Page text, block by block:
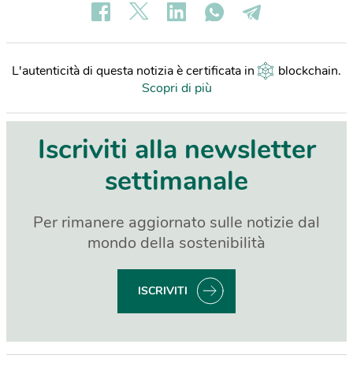
L'autenticità di questa notizia è certificata in blockchain.
Scopri di più
Iscriviti alla newsletter
settimanale
Per rimanere aggiornato sulle notizie dal
mondo della sostenibilità
ISCRIVITI